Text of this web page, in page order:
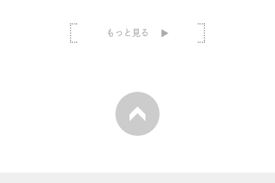
もっと見る